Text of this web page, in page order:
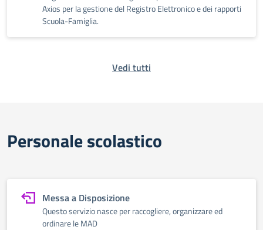
Axios per la gestione del Registro Elettronico e dei rapporti
Scuola-Famiglia.
Vedi tutti
Personale scolastico
Messa a Disposizione
Questo servizio nasce per raccogliere, organizzare ed
ordinare le MAD